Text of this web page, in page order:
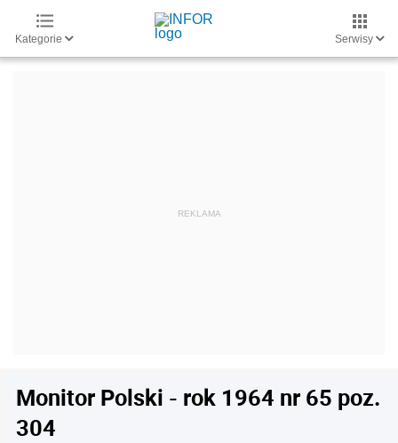
Kategorie Serwisy
Monitor Polski - rok 1964 nr 65 poz.
304